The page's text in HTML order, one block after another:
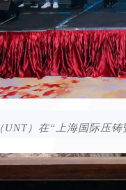
UNT）在“上海国际压